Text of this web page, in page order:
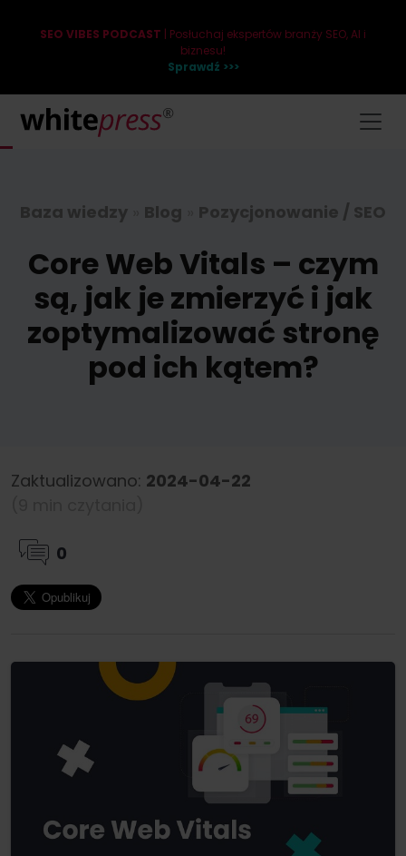
SEO VIBES PODCAST | Posłuchaj ekspertów branży SEO, AI i
biznesu!
Sprawdź >>>
Baza wiedzy Blog Pozycjonowanie / SEO
Core Web Vitals – czym
są, jak je zmierzyć i jak
zoptymalizować stronę
pod ich kątem?
Zaktualizowano: 2024-04-22
0